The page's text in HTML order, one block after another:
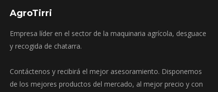
AgroTirri
Empresa líder en el sector de la maquinaria agrícola, desguace
y recogida de chatarra.
Contáctenos y recibirá el mejor asesoramiento. Disponemos
de los mejores productos del mercado, al mejor precio y con